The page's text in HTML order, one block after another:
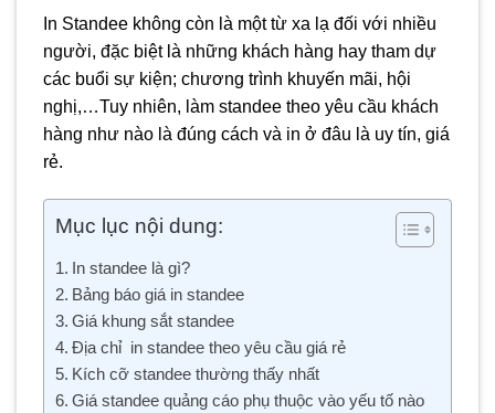
In Standee không còn là một từ xa lạ đối với nhiều
người, đặc biệt là những khách hàng hay tham dự
các buổi sự kiện; chương trình khuyến mãi, hội
nghị,…Tuy nhiên, làm standee theo yêu cầu khách
hàng như nào là đúng cách và in ở đâu là uy tín, giá
rẻ.
Mục lục nội dung:
In standee là gì?
Bảng báo giá in standee
Giá khung sắt standee
Địa chỉ in standee theo yêu cầu giá rẻ
Kích cỡ standee thường thấy nhất
Giá standee quảng cáo phụ thuộc vào yếu tố nào